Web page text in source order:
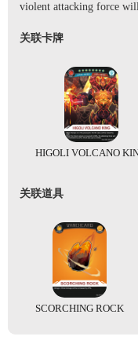
violent attacking force
关联卡牌
HIGOLI VOLCANO
关联道具
SCORCHING ROCK